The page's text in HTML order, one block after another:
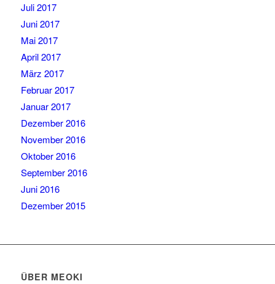
Juli 2017
Juni 2017
Mai 2017
April 2017
März 2017
Februar 2017
Januar 2017
Dezember 2016
November 2016
Oktober 2016
September 2016
Juni 2016
Dezember 2015
ÜBER MEOKI